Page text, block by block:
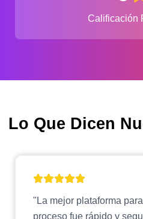
Calificación
Lo Que Dicen
"La mejor plataforma
proceso fue rápido y